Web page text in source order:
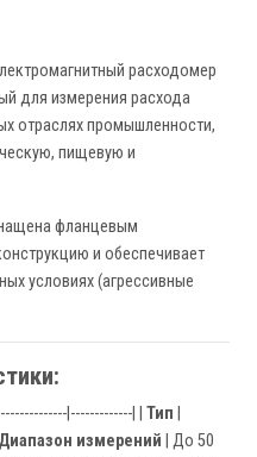
расходомер
для измерения расхода
отраслях промышленности,
пищевую и
фланцевым
и обеспечивает
условиях (агрессивные
|-------------| | Тип
Диапазон измерений | До 50